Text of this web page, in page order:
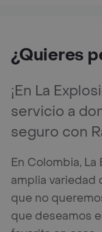
¿Quieres
¡En La
servicio a
seguro con
En Colombia,
amplia variedad
que no
que deseamos